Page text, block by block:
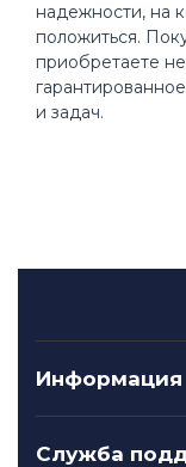
надежности, на
положиться.
приобретаете
и задач.
Информация
Служба